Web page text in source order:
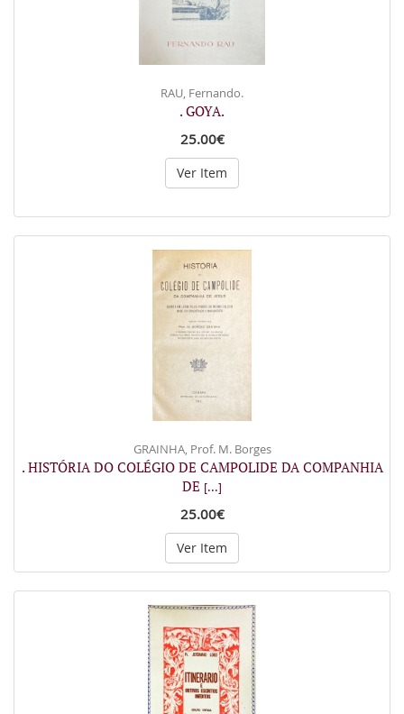
RAU, Fernando.
. GOYA.
25.00€
Ver Item
GRAINHA, Prof. M. Borges
. HISTÓRIA DO COLÉGIO DE CAMPOLIDE DA COMPANHIA
DE [...]
25.00€
Ver Item